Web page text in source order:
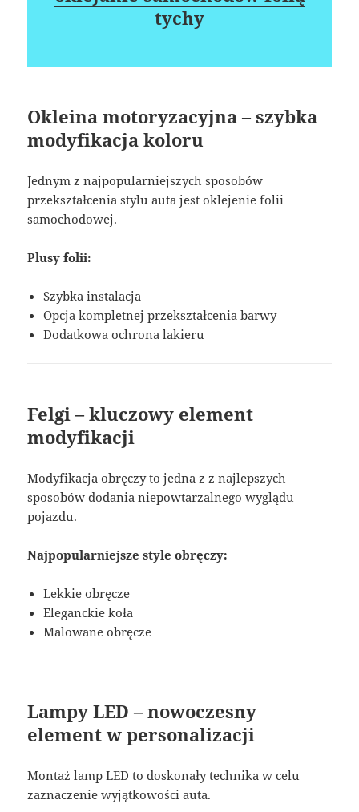
tychy
Okleina motoryzacyjna – szybka
modyfikacja koloru
Jednym z najpopularniejszych sposobów
przekształcenia stylu auta jest oklejenie folii
samochodowej.
Plusy folii:
Szybka instalacja
Opcja kompletnej przekształcenia barwy
Dodatkowa ochrona lakieru
Felgi – kluczowy element
modyfikacji
Modyfikacja obręczy to jedna z z najlepszych
sposobów dodania niepowtarzalnego wyglądu
pojazdu.
Najpopularniejsze style obręczy:
Lekkie obręcze
Eleganckie koła
Malowane obręcze
Lampy LED – nowoczesny
element w personalizacji
Montaż lamp LED to doskonały technika w celu
zaznaczenie wyjątkowości auta.